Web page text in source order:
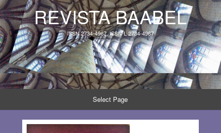
REVISTA BAABEL
ISSN 2734-4967, ISSN-L 2734-4967
Select Page